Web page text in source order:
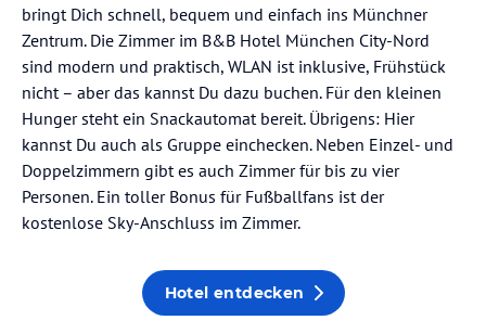
bringt Dich schnell, bequem und einfach ins Münchner
Zentrum. Die Zimmer im B&B Hotel München City-Nord
sind modern und praktisch, WLAN ist inklusive, Frühstück
nicht – aber das kannst Du dazu buchen. Für den kleinen
Hunger steht ein Snackautomat bereit. Übrigens: Hier
kannst Du auch als Gruppe einchecken. Neben Einzel- und
Doppelzimmern gibt es auch Zimmer für bis zu vier
Personen. Ein toller Bonus für Fußballfans ist der
kostenlose Sky-Anschluss im Zimmer.
Hotel entdecken